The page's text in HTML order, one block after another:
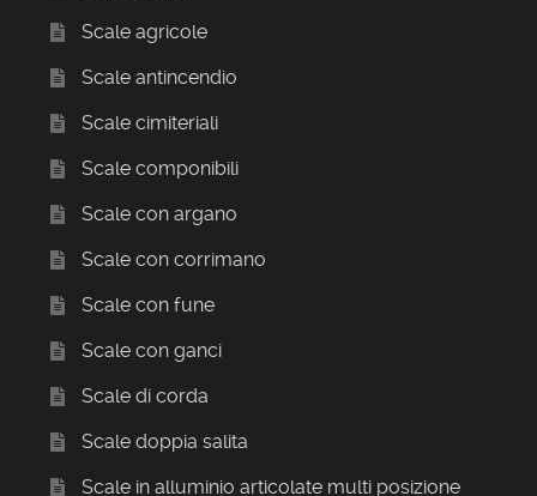
Scale agricole
Scale antincendio
Scale cimiteriali
Scale componibili
Scale con argano
Scale con corrimano
Scale con fune
Scale con ganci
Scale di corda
Scale doppia salita
Scale in alluminio articolate multi posizione